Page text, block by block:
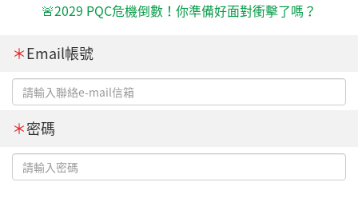
🚨2029 PQC危機倒數！你準備好面對衝擊了嗎？
＊Email帳號
＊密碼